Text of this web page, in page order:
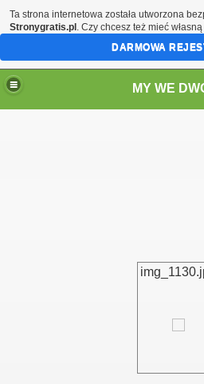
MY WE
Ta strona internetowa została utworzona
Stronygratis.pl . Czy chcesz też mieć
DARMOWA